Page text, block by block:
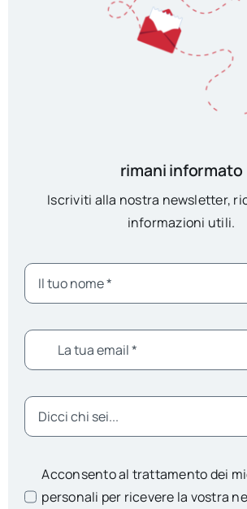
rimani informato
Iscriviti alla nostra newsletter,
informazioni utili.
Acconsento al trattamento dei
personali per ricevere la vostra